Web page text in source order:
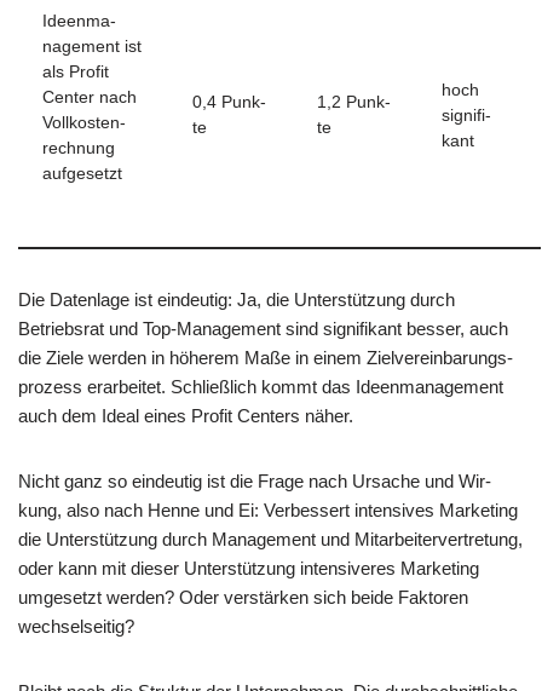
Ideen­ma­
nage­ment ist
als Pro­fit
Cen­ter nach
Voll­ko­sten­
rech­nung
aufgesetzt
0,4 Punk­
te
1,2 Punk­
te
hoch
signi­fi­
kant
Die Daten­la­ge ist ein­deu­tig: Ja, die Unter­stüt­zung durch
Betriebs­rat und Top-Manage­ment sind signi­fi­kant bes­ser, auch
die Zie­le wer­den in höhe­rem Maße in einem Ziel­ver­ein­ba­rungs­
pro­zess erar­bei­tet. Schließ­lich kommt das Ideen­ma­nage­ment
auch dem Ide­al eines Pro­fit Cen­ters näher.
Nicht ganz so ein­deu­tig ist die Fra­ge nach Ursa­che und Wir­
kung, also nach Hen­ne und Ei: Ver­bes­sert inten­si­ves Mar­ke­ting
die Unter­stüt­zung durch Manage­ment und Mit­ar­bei­ter­ver­tre­tung,
oder kann mit die­ser Unter­stüt­zung inten­si­ve­res Mar­ke­ting
umge­setzt wer­den? Oder ver­stär­ken sich bei­de Fak­to­ren
wechselseitig?